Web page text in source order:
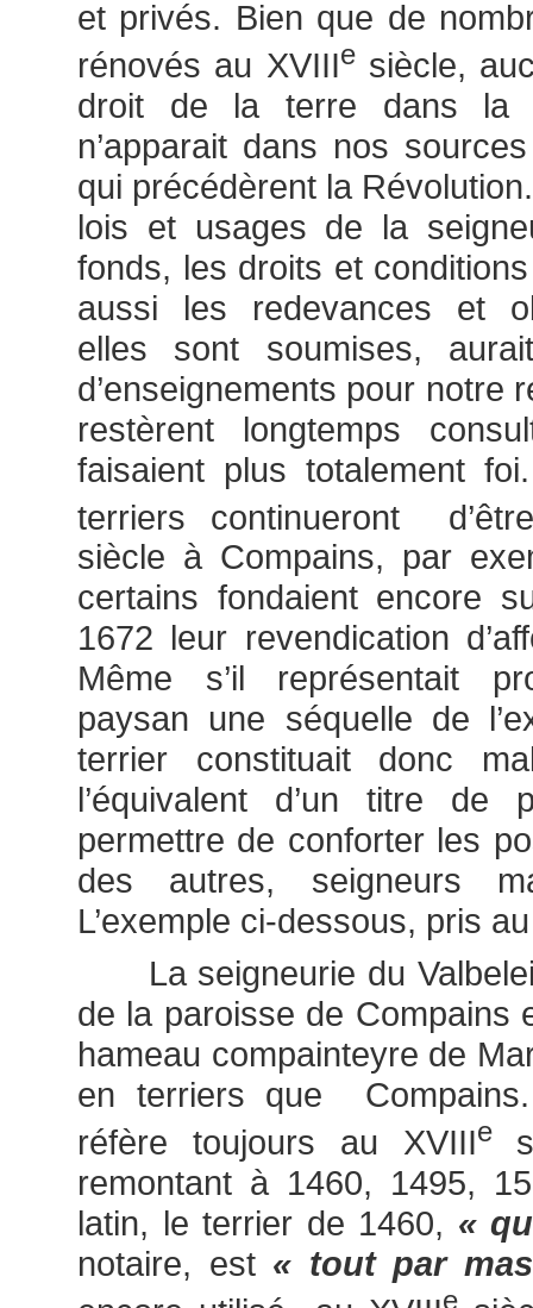
et privés. Bien que de
rénovés au XVIIIesiècle,
droit de la terre dans la
n’apparait dans nos
qui précédèrent la
lois et usages de la
fonds, les droits et
aussi les redevances et
elles sont soumises,
d’enseignements pour notre
restèrent longtemps
faisaient plus totalement
terriers continueront
siècle à Compains, par
certains fondaient encore
1672 leur revendication
Même s’il représentait
paysan une séquelle de
terrier constituait donc
l’équivalent d’un titre de
permettre de conforter les
des autres, seigneurs
L’exemple ci-dessous, pris
La seigneurie du
de la paroisse de Compains
hameau compainteyre de
en terriers que
réfère toujours au XVIIIe
remontant à 1460, 1495,
latin, le terrier de 1460, «
notaire, est « tout par
e